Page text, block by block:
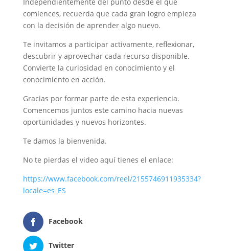
comiences, recuerda que cada gran logro empieza
con la decisión de aprender algo nuevo.
Te invitamos a participar activamente, reflexionar,
descubrir y aprovechar cada recurso disponible.
Convierte la curiosidad en conocimiento y el
conocimiento en acción.
Gracias por formar parte de esta experiencia.
Comencemos juntos este camino hacia nuevas
oportunidades y nuevos horizontes.
Te damos la bienvenida.
No te pierdas el video aquí tienes el enlace:
https://www.facebook.com/reel/2155746911935334?
locale=es_ES
Facebook
Twitter